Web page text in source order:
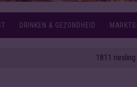
DRINKEN & GEZONDHEID
1811 riesling van